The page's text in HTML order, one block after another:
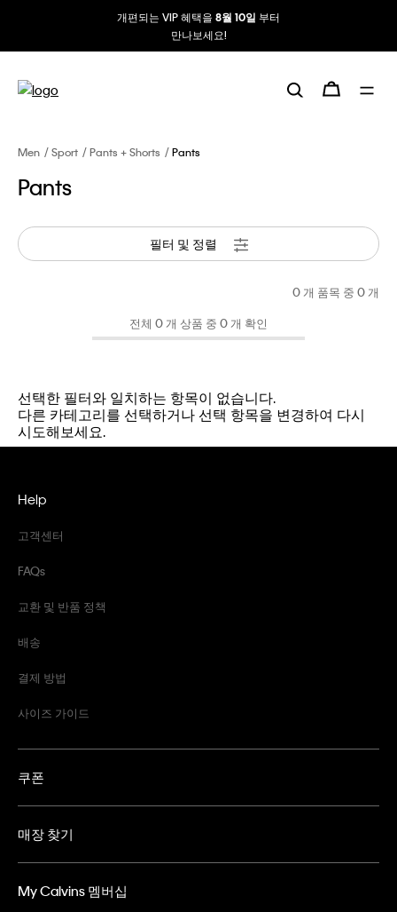
개편되는 VIP 혜택을 8월 10일 부터
만나보세요!
Men Sport Pants + Shorts Pants
Pants
필터 및 정렬
0 개 품목 중 0 개
전체 0 개 상품 중 0 개 확인
선택한 필터와 일치하는 항목이 없습니다.
다른 카테고리를 선택하거나 선택 항목을 변경하여 다시
시도해보세요.
Help
고객센터
FAQs
교환 및 반품 정책
배송
결제 방법
사이즈 가이드
쿠폰
매장 찾기
My Calvins 멤버십